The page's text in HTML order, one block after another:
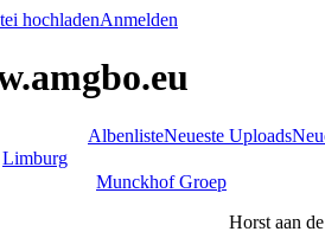
hochladenAnmelden
AlbenlisteNeueste Uploads
Limburg
Munckhof Groep
Horst aan